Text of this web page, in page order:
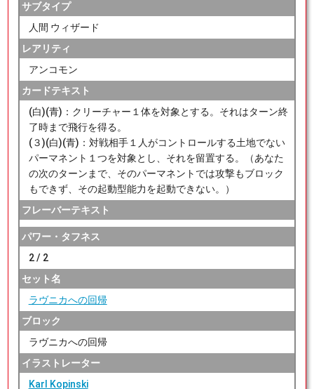
サブタイプ
人間 ウィザード
レアリティ
アンコモン
カードテキスト
(白)(青)：クリーチャー１体を対象とする。それはターン終
了時まで飛行を得る。
(３)(白)(青)：対戦相手１人がコントロールする土地でない
パーマネント１つを対象とし、それを留置する。（あなた
の次のターンまで、そのパーマネントでは攻撃もブロック
もできず、その起動型能力を起動できない。）
フレーバーテキスト
パワー・タフネス
2 / 2
セット名
ラヴニカへの回帰
ブロック
ラヴニカへの回帰
イラストレーター
Karl Kopinski